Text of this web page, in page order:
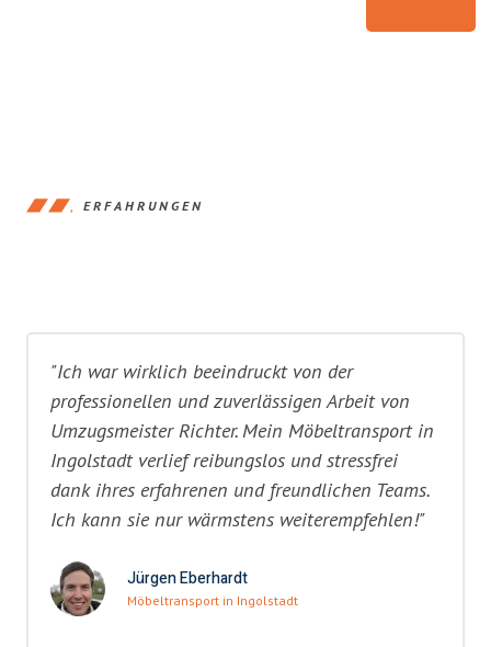
ERFAHRUNGEN
"Ich war wirklich beeindruckt von der
professionellen und zuverlässigen Arbeit von
Umzugsmeister Richter. Mein Möbeltransport in
Ingolstadt verlief reibungslos und stressfrei
dank ihres erfahrenen und freundlichen Teams.
Ich kann sie nur wärmstens weiterempfehlen!"
Jürgen Eberhardt
Möbeltransport in Ingolstadt